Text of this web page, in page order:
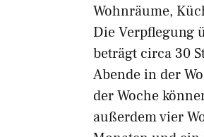
Wohnräume,
Die Verpflegung
beträgt circa 30
Abende in der
der Woche
außerdem vier